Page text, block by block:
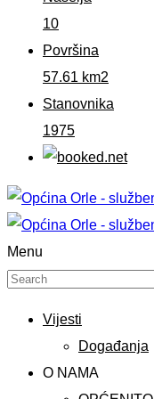
10
Površina
57.61 km2
Stanovnika
1975
Menu
Vijesti
Događanja
O NAMA